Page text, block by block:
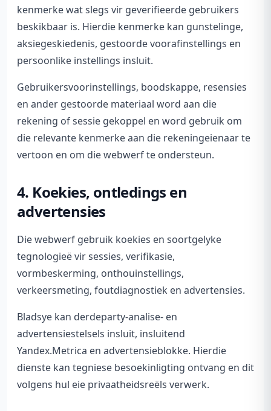
kenmerke wat slegs vir geverifieerde gebruikers
beskikbaar is. Hierdie kenmerke kan gunstelinge,
aksiegeskiedenis, gestoorde voorafinstellings en
persoonlike instellings insluit.
Gebruikersvoorinstellings, boodskappe, resensies
en ander gestoorde materiaal word aan die
rekening of sessie gekoppel en word gebruik om
die relevante kenmerke aan die rekeningeienaar te
vertoon en om die webwerf te ondersteun.
4. Koekies, ontledings en
advertensies
Die webwerf gebruik koekies en soortgelyke
tegnologieë vir sessies, verifikasie,
vormbeskerming, onthouinstellings,
verkeersmeting, foutdiagnostiek en advertensies.
Bladsye kan derdeparty-analise- en
advertensiestelsels insluit, insluitend
Yandex.Metrica en advertensieblokke. Hierdie
dienste kan tegniese besoekinligting ontvang en dit
volgens hul eie privaatheidsreëls verwerk.